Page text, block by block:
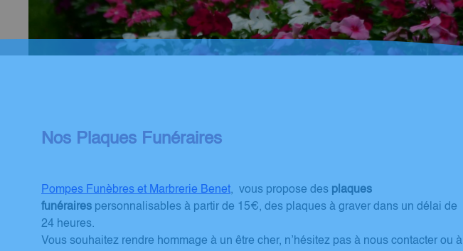
Nos Plaques Funéraires
Pompes Funèbres et Marbrerie Benet, vous propose des plaques
funéraires personnalisables à partir de 15€, des plaques à graver dans un délai de
24 heures.
Vous souhaitez rendre hommage à un être cher, n’hésitez pas à nous contacter ou à